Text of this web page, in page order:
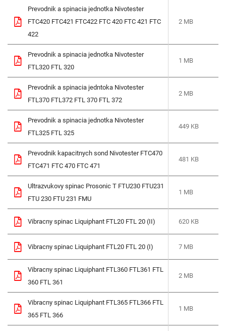
Prevodnik a spinacia jednotka Nivotester
FTC420 FTC421 FTC422 FTC 420 FTC 421 FTC
422
2 MB
Prevodnik a spinacia jednotka Nivotester
FTL320 FTL 320
1 MB
Prevodnik a spinacia jedntoka Nivotester
FTL370 FTL372 FTL 370 FTL 372
2 MB
Prevodnik a spinacia jednotka Nivotester
FTL325 FTL 325
449 KB
Prevodnik kapacitnych sond Nivotester FTC470
FTC471 FTC 470 FTC 471
481 KB
Ultrazvukovy spinac Prosonic T FTU230 FTU231
FTU 230 FTU 231 FMU
1 MB
Vibracny spinac Liquiphant FTL20 FTL 20 (II) 620 KB
Vibracny spinac Liquiphant FTL20 FTL 20 (I) 7 MB
Vibracny spinac Liquiphant FTL360 FTL361 FTL
360 FTL 361
2 MB
Vibracny spinac Liquiphant FTL365 FTL366 FTL
365 FTL 366
1 MB